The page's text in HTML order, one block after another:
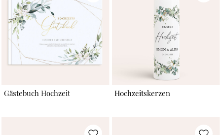
Gästebuch Hochzeit Hochzeitskerzen